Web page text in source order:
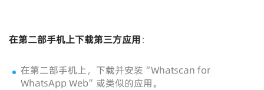
在第二部手机上下载第三方应用：
在第二部手机上，下载并安装“Whatscan for
WhatsApp Web”或类似的应用。